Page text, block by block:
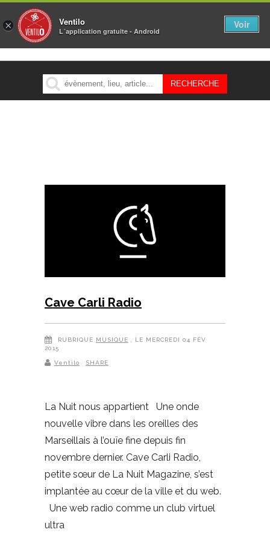
MENU
Cave Carli Radio
RUBRIQUE MUSIQUE
, LE MERCREDI 04 FÉV
2015
Ventilo SHARE
La Nuit nous appartient Une onde
nouvelle vibre dans les oreilles des
Marseillais à l’ouïe fine depuis fin
novembre dernier. Cave Carli Radio,
petite sœur de La Nuit Magazine, s’est
implantée au cœur de la ville et du web.
Une web radio comme un club virtuel
ultra
× Ventilo
L´application gratuite - Android
Voir